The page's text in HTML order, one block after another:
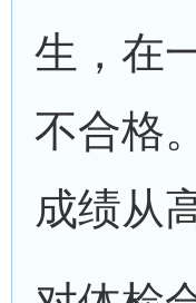
生，在
不合格
成绩从